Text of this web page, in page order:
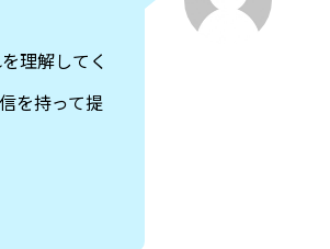
理解してく
を持って提